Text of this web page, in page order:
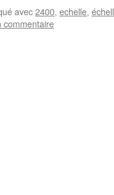
avec2400, echelle,
commentaire